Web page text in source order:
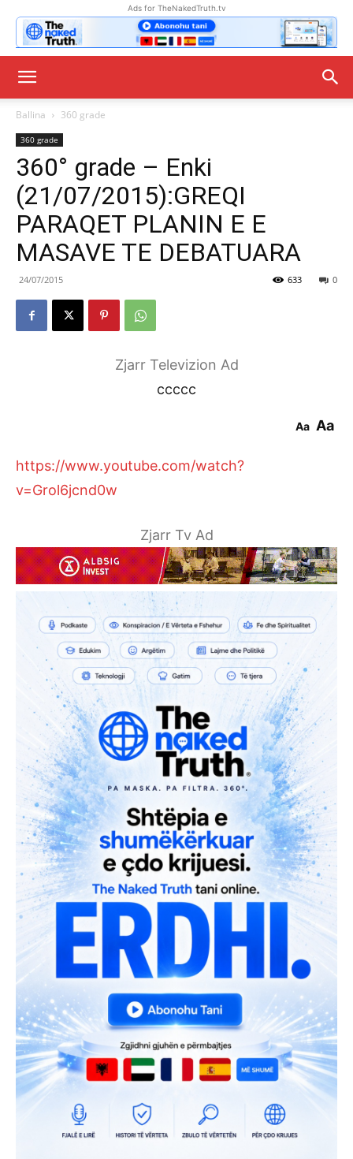
Ads for TheNakedTruth.tv
Ballina 360 grade
360 grade
360° grade – Enki
(21/07/2015):GREQI
PARAQET PLANIN E E
MASAVE TE DEBATUARA
24/07/2015 0
633
Zjarr Televizion Ad
ccccc
Aa Aa
https://www.youtube.com/watch?
v=Grol6jcnd0w
Zjarr Tv Ad